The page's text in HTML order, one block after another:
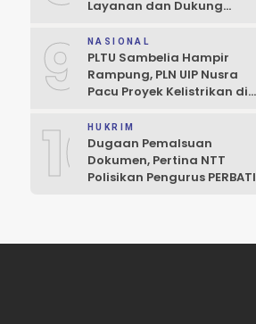
Layanan dan Dukung
9 NASIONAL
PLTU Sambelia Hampir
Rampung, PLN UIP Nusra
Pacu Proyek Kelistrikan di
10HUKRIM
Dugaan Pemalsuan
Dokumen, Pertina NTT
Polisikan Pengurus PERBATI